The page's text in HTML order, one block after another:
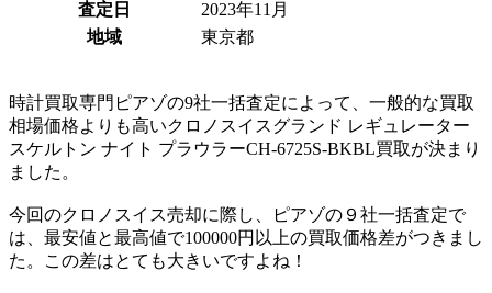
査定日
2023年11月
地域
東京都
時計買取専門ピアゾの9社一括査定によって、一般的な買取
相場価格よりも高いクロノスイスグランド レギュレーター
スケルトン ナイト プラウラーCH-6725S-BKBL買取が決まり
ました。
今回のクロノスイス売却に際し、ピアゾの９社一括査定で
は、最安値と最高値で100000円以上の買取価格差がつきまし
た。この差はとても大きいですよね！